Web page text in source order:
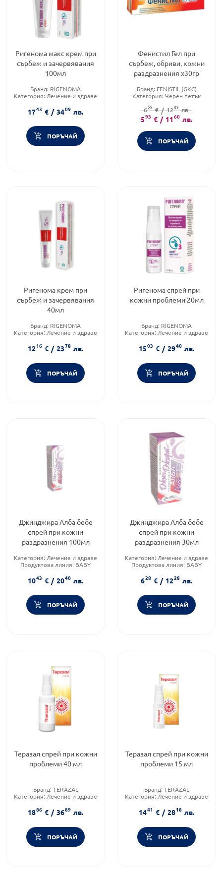
Ригенома макс крем при
сърбеж и зачервявания
100мл
Бранд: RIGENOMA
Категория: Лечение и здраве
1743 € / 3409 лв.
ПОРЪЧАЙ
Фенистил Гел при
сърбеж, обриви, кожни
раздразнения х30гр
Бранд: FENISTIL (GKC)
Категория: Черен петък
659€ / 1289лв.
593 € / 1160 лв.
ПОРЪЧАЙ
Ригенома крем при
сърбеж и зачервявания
40мл
Бранд: RIGENOMA
Категория: Лечение и здраве
1216 € / 2378 лв.
ПОРЪЧАЙ
Ригенома спрей при
кожни проблеми 20мл
Бранд: RIGENOMA
Категория: Лечение и здраве
1503 € / 2940 лв.
ПОРЪЧАЙ
Джинджира Алба бебе
спрей при кожни
раздразнения 100мл
Категория: Лечение и здраве
Продуктова линия: BABY
1043 € / 2040 лв.
ПОРЪЧАЙ
Джинджира Алба бебе
спрей при кожни
раздразнения 30мл
Категория: Лечение и здраве
Продуктова линия: BABY
628 € / 1228 лв.
ПОРЪЧАЙ
Теразал спрей при кожни
проблеми 40 мл
Бранд: TERAZAL
Категория: Лечение и здраве
1886 € / 3689 лв.
ПОРЪЧАЙ
Теразал спрей при кожни
проблеми 15 мл
Бранд: TERAZAL
Категория: Лечение и здраве
1441 € / 2818 лв.
ПОРЪЧАЙ